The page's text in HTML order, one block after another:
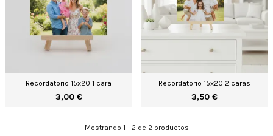
Recordatorio 15x20 1 cara
3,00 €
Recordatorio 15x20 2 caras
3,50 €
Mostrando 1 - 2 de 2 productos